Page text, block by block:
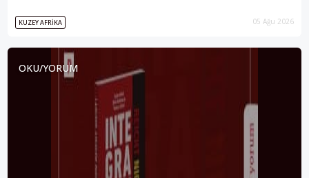
KUZEY AFRIKA 05 Ağu 2026
OKU/YORUM